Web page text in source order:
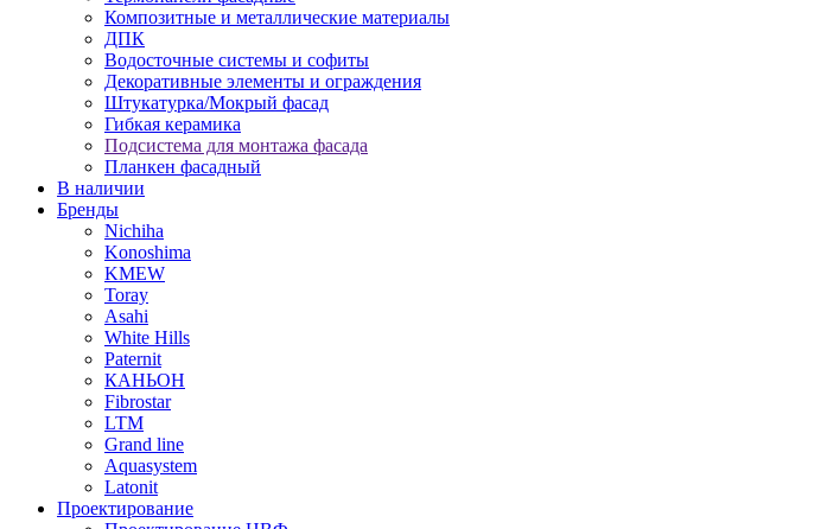
Композитные и металлические материалы
ДПК
Водосточные системы и софиты
Декоративные элементы и ограждения
Штукатурка/Мокрый фасад
Гибкая керамика
Подсистема для монтажа фасада
Планкен фасадный
В наличии
Бренды
Nichiha
Konoshima
KMEW
Toray
Asahi
White Hills
Paternit
КАНЬОН
Fibrostar
LTM
Grand line
Aquasystem
Latonit
Проектирование